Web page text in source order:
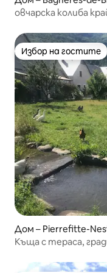
овчарска колиба
Избор на гостите
Избор на гостите
Дом – Pierrefitte-
Къща с тераса,